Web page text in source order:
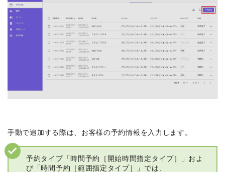
手動で追加する際は、お客様の予約情報を入力します。
予約タイプ「時間予約［開始時間指定タイプ］」およ
び「時間予約［範囲指定タイプ］」では、